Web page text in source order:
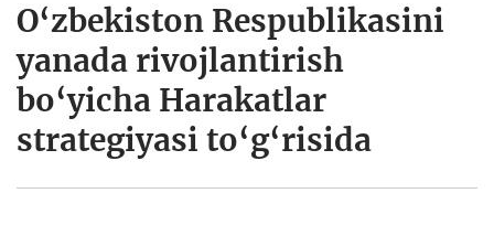
O‘zbekiston Respublikasini
yanada rivojlantirish
bo‘yicha Harakatlar
strategiyasi to‘g‘risida